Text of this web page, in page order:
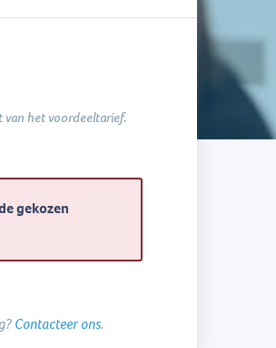
van het voordeeltarief.
gekozen
Contacteer ons.